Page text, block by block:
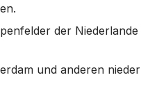
der
und anderen